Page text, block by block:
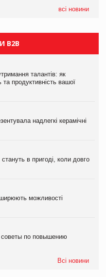
всі новини
B2B
талантів: як
продуктивність вашої
надлегкі керамічні
в пригоді, коли довго
можливості
по повышению
Всі новини